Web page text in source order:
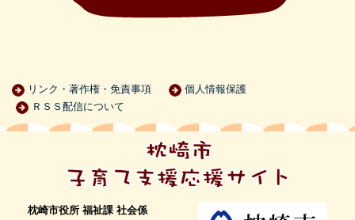
リンク・著作権・免責事項
個人情報保護
ＲＳＳ配信について
枕崎市役所 福祉課 社会係